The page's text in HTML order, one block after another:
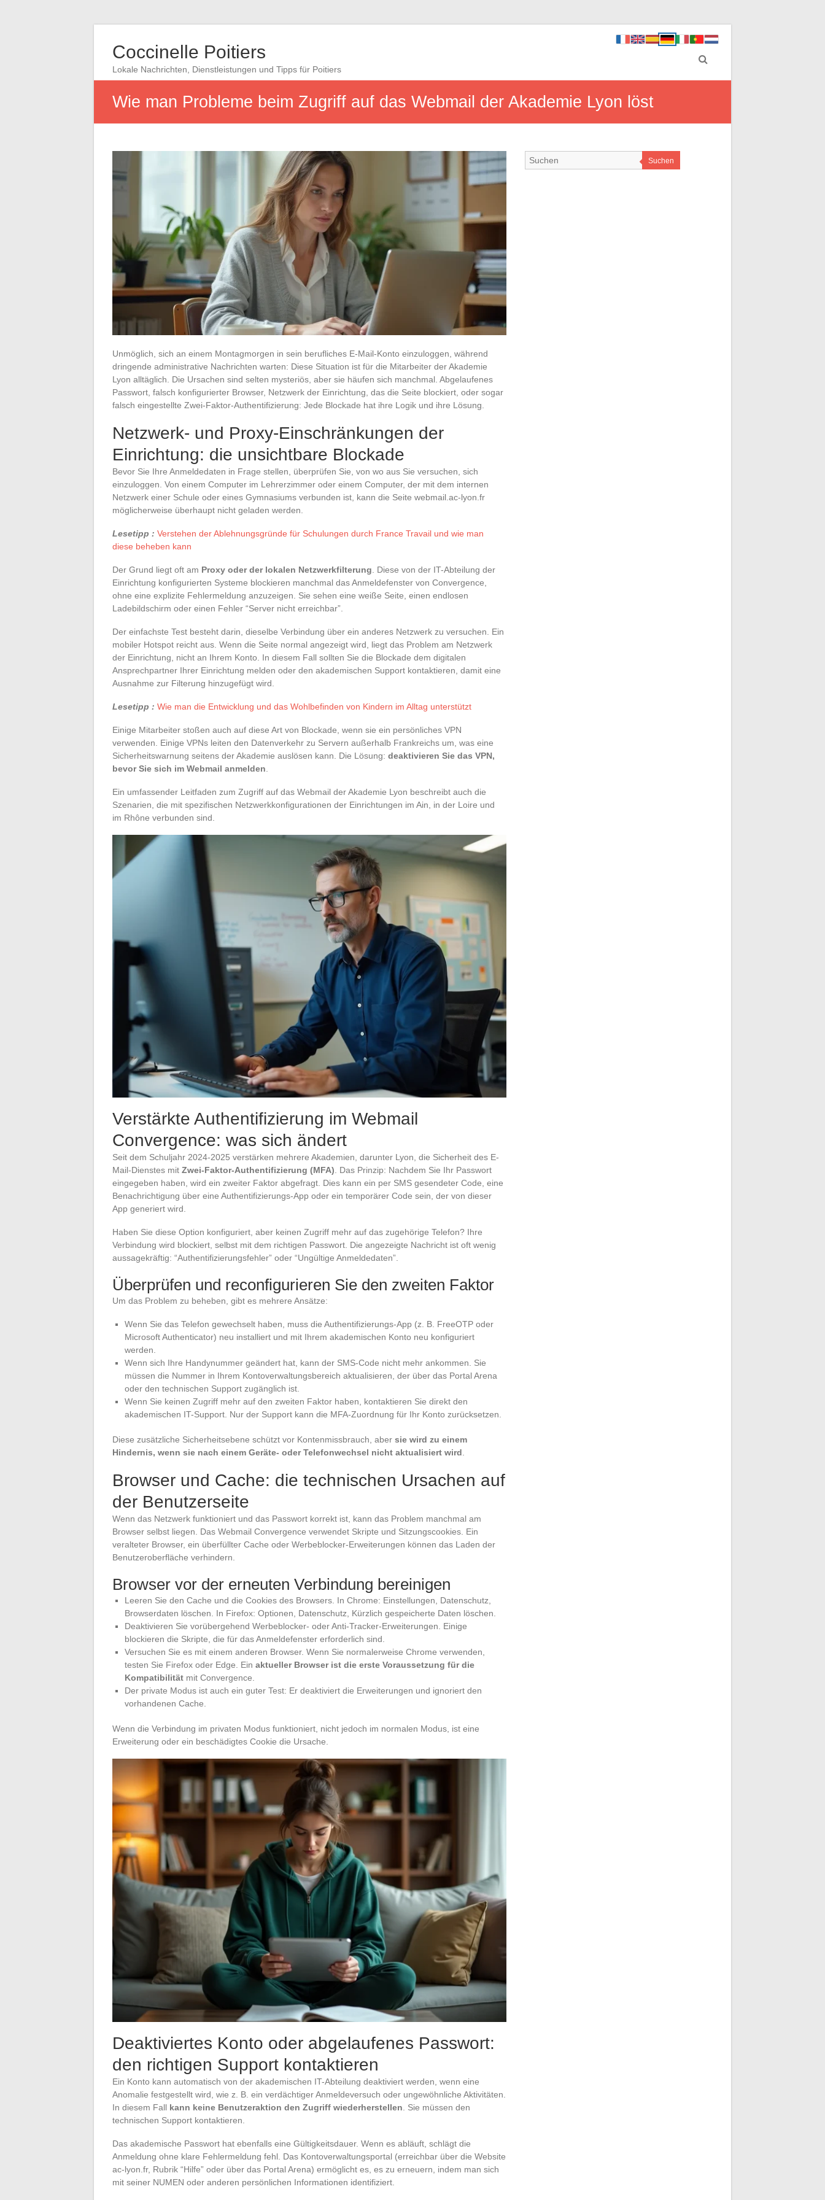
Coccinelle Poitiers
Lokale Nachrichten, Dienstleistungen und Tipps für Poitiers
Wie man Probleme beim Zugriff auf das Webmail der Akademie Lyon löst
Unmöglich, sich an einem Montagmorgen in sein berufliches E-Mail-Konto einzuloggen, während
dringende administrative Nachrichten warten: Diese Situation ist für die Mitarbeiter der Akademie
Lyon alltäglich. Die Ursachen sind selten mysteriös, aber sie häufen sich manchmal. Abgelaufenes
Passwort, falsch konfigurierter Browser, Netzwerk der Einrichtung, das die Seite blockiert, oder sogar
falsch eingestellte Zwei-Faktor-Authentifizierung: Jede Blockade hat ihre Logik und ihre Lösung.
Netzwerk- und Proxy-Einschränkungen der
Einrichtung: die unsichtbare Blockade
Bevor Sie Ihre Anmeldedaten in Frage stellen, überprüfen Sie, von wo aus Sie versuchen, sich
einzuloggen. Von einem Computer im Lehrerzimmer oder einem Computer, der mit dem internen
Netzwerk einer Schule oder eines Gymnasiums verbunden ist, kann die Seite webmail.ac-lyon.fr
möglicherweise überhaupt nicht geladen werden.
Lesetipp : Verstehen der Ablehnungsgründe für Schulungen durch France Travail und wie man
diese beheben kann
Der Grund liegt oft am Proxy oder der lokalen Netzwerkfilterung . Diese von der IT-Abteilung der
Einrichtung konfigurierten Systeme blockieren manchmal das Anmeldefenster von Convergence,
ohne eine explizite Fehlermeldung anzuzeigen. Sie sehen eine weiße Seite, einen endlosen
Ladebildschirm oder einen Fehler “Server nicht erreichbar”.
Der einfachste Test besteht darin, dieselbe Verbindung über ein anderes Netzwerk zu versuchen. Ein
mobiler Hotspot reicht aus. Wenn die Seite normal angezeigt wird, liegt das Problem am Netzwerk
der Einrichtung, nicht an Ihrem Konto. In diesem Fall sollten Sie die Blockade dem digitalen
Ansprechpartner Ihrer Einrichtung melden oder den akademischen Support kontaktieren, damit eine
Ausnahme zur Filterung hinzugefügt wird.
Lesetipp : Wie man die Entwicklung und das Wohlbefinden von Kindern im Alltag unterstützt
Einige Mitarbeiter stoßen auch auf diese Art von Blockade, wenn sie ein persönliches VPN
verwenden. Einige VPNs leiten den Datenverkehr zu Servern außerhalb Frankreichs um, was eine
Sicherheitswarnung seitens der Akademie auslösen kann. Die Lösung: deaktivieren Sie das VPN,
bevor Sie sich im Webmail anmelden
Ein umfassender Leitfaden zum Zugriff auf das Webmail der Akademie Lyon beschreibt auch die
Szenarien, die mit spezifischen Netzwerkkonfigurationen der Einrichtungen im Ain, in der Loire und
im Rhône verbunden sind.
Verstärkte Authentifizierung im Webmail
Convergence: was sich ändert
Seit dem Schuljahr 2024-2025 verstärken mehrere Akademien, darunter Lyon, die Sicherheit des E-
Mail-Dienstes mit Zwei-Faktor-Authentifizierung (MFA). Das Prinzip: Nachdem Sie Ihr Passwort
eingegeben haben, wird ein zweiter Faktor abgefragt. Dies kann ein per SMS gesendeter Code, eine
Benachrichtigung über eine Authentifizierungs-App oder ein temporärer Code sein, der von dieser
App generiert wird.
Haben Sie diese Option konfiguriert, aber keinen Zugriff mehr auf das zugehörige Telefon? Ihre
Verbindung wird blockiert, selbst mit dem richtigen Passwort. Die angezeigte Nachricht ist oft wenig
aussagekräftig: “Authentifizierungsfehler” oder “Ungültige Anmeldedaten”.
Überprüfen und reconfigurieren Sie den zweiten Faktor
Um das Problem zu beheben, gibt es mehrere Ansätze:
Wenn Sie das Telefon gewechselt haben, muss die Authentifizierungs-App (z. B. FreeOTP oder
Microsoft Authenticator) neu installiert und mit Ihrem akademischen Konto neu konfiguriert
werden.
Wenn sich Ihre Handynummer geändert hat, kann der SMS-Code nicht mehr ankommen. Sie
müssen die Nummer in Ihrem Kontoverwaltungsbereich aktualisieren, der über das Portal Arena
oder den technischen Support zugänglich ist.
Wenn Sie keinen Zugriff mehr auf den zweiten Faktor haben, kontaktieren Sie direkt den
akademischen IT-Support. Nur der Support kann die MFA-Zuordnung für Ihr Konto zurücksetzen.
Diese zusätzliche Sicherheitsebene schützt vor Kontenmissbrauch, aber sie wird zu einem
Hindernis, wenn sie nach einem Geräte- oder Telefonwechsel nicht aktualisiert wird.
Browser und Cache: die technischen Ursachen auf
der Benutzerseite
Wenn das Netzwerk funktioniert und das Passwort korrekt ist, kann das Problem manchmal am
Browser selbst liegen. Das Webmail Convergence verwendet Skripte und Sitzungscookies. Ein
veralteter Browser, ein überfüllter Cache oder Werbeblocker-Erweiterungen können das Laden der
Benutzeroberfläche verhindern.
Browser vor der erneuten Verbindung bereinigen
Leeren Sie den Cache und die Cookies des Browsers. In Chrome: Einstellungen, Datenschutz,
Browserdaten löschen. In Firefox: Optionen, Datenschutz, Kürzlich gespeicherte Daten löschen.
Deaktivieren Sie vorübergehend Werbeblocker- oder Anti-Tracker-Erweiterungen. Einige
blockieren die Skripte, die für das Anmeldefenster erforderlich sind.
Versuchen Sie es mit einem anderen Browser. Wenn Sie normalerweise Chrome verwenden,
testen Sie Firefox oder Edge. Ein aktueller Browser ist die erste Voraussetzung für die
Kompatibilität mit Convergence.
Der private Modus ist auch ein guter Test: Er deaktiviert die Erweiterungen und ignoriert den
vorhandenen Cache.
Wenn die Verbindung im privaten Modus funktioniert, nicht jedoch im normalen Modus, ist eine
Erweiterung oder ein beschädigtes Cookie die Ursache.
Deaktiviertes Konto oder abgelaufenes Passwort:
den richtigen Support kontaktieren
Ein Konto kann automatisch von der akademischen IT-Abteilung deaktiviert werden, wenn eine
Anomalie festgestellt wird, wie z. B. ein verdächtiger Anmeldeversuch oder ungewöhnliche Aktivitäten.
In diesem Fall kann keine Benutzeraktion den Zugriff wiederherstellen . Sie müssen den
technischen Support kontaktieren.
Das akademische Passwort hat ebenfalls eine Gültigkeitsdauer. Wenn es abläuft, schlägt die
Anmeldung ohne klare Fehlermeldung fehl. Das Kontoverwaltungsportal (erreichbar über die Website
ac-lyon.fr, Rubrik “Hilfe” oder über das Portal Arena) ermöglicht es, es zu erneuern, indem man sich
mit seiner NUMEN oder anderen persönlichen Informationen identifiziert.
Suchen